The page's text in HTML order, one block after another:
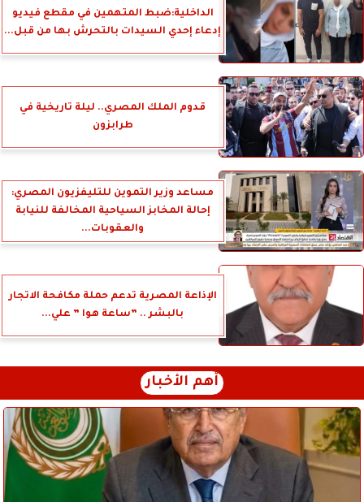
الداخلية:ضبط المتهمين في مقطع فيديو
إدعاء إحدي السيدات بالتحرش بها من قبل...
قدوم الملك المصري.. ليلة تاريخية في
طرابزون
مساعد وزير التموين للتليفزيون المصري:
إحالة المخابز السياحية المخالفة للنيابة
والعقوبات...
الإذاعة المصرية تدعم حملة مكافحة الاتجار
بالبشر .. ”ساعة هوا ” علي...
أهم الأخبار